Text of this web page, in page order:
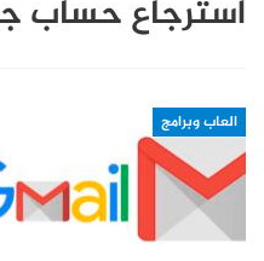
استرجاع حساب
العاب وبرامج